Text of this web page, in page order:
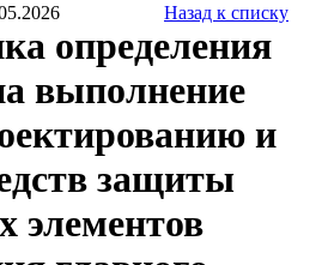
Назад к списку
определения
выполнение
и
защиты
элементов